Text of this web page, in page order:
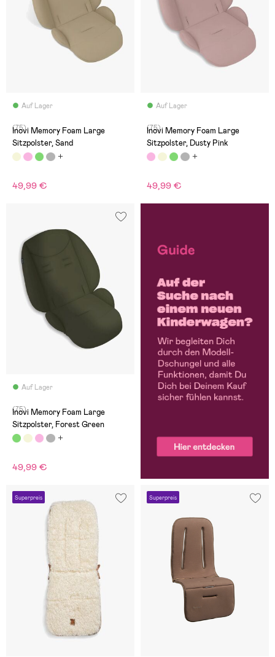
Auf Lager
(75)
Inovi Memory Foam Large
Sitzpolster, Sand
49,99 €
Auf Lager
(75)
Inovi Memory Foam Large
Sitzpolster, Dusty Pink
49,99 €
Auf Lager
(75)
Inovi Memory Foam Large
Sitzpolster, Forest Green
49,99 €
Superpreis Superpreis